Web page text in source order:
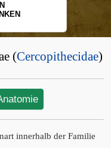
(Cercopithecidae)
innerhalb der Familie